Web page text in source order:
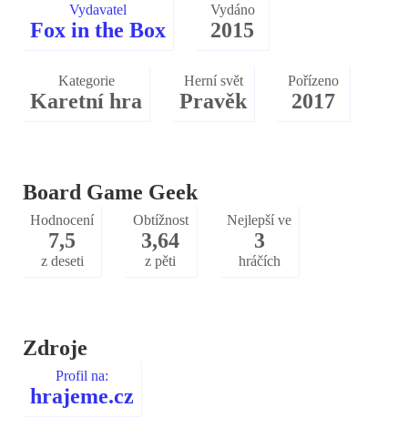
Vydavatel
Fox in the Box
Vydáno
2015
Kategorie
Karetní hra
Herní svět
Pravěk
Pořízeno
2017
Board Game Geek
Hodnocení
7,5
z deseti
Obtížnost
3,64
z pěti
Nejlepší ve
3
hráčích
Zdroje
Profil na:
hrajeme.cz